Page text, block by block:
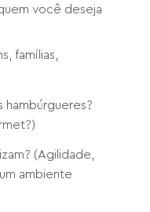
você deseja
famílias,
hambúrgueres?
(Agilidade,
ambiente